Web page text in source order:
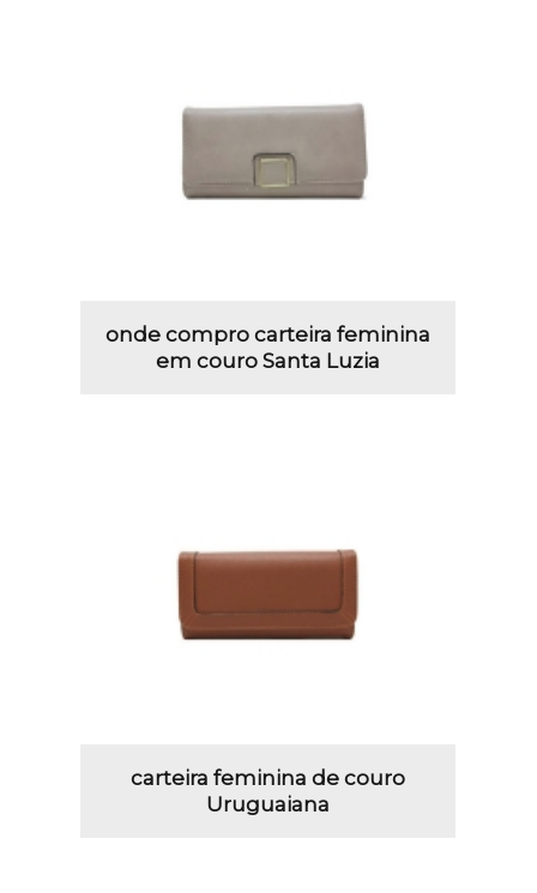
onde compro carteira feminina
em couro Santa Luzia
carteira feminina de couro
Uruguaiana